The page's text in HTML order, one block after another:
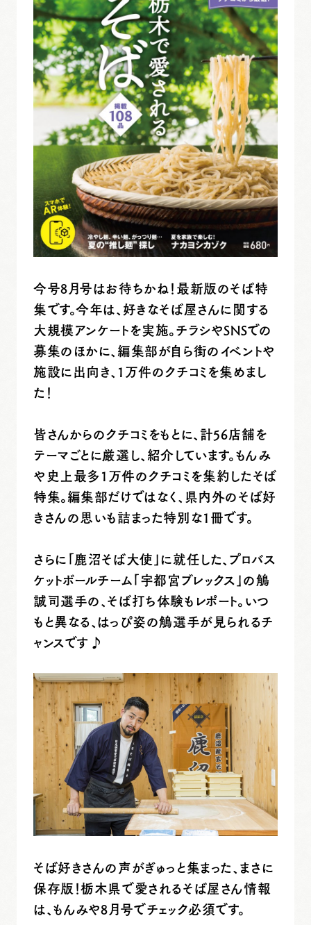
今号8月号はお待ちかね！最新版のそば特
集です。今年は、好きなそば屋さんに関する
大規模アンケートを実施。チラシやSNSでの
募集のほかに、編集部が自ら街のイベントや
施設に出向き、 1万件のクチコミを集めまし
た！
皆さんからのクチコミをもとに、計56店舗を
テーマごとに厳選し、紹介しています。もんみ
や史上最多1万件のクチコミを集約したそば
特集。編集部だけではなく、県内外のそば好
きさんの思いも詰まった特別な1冊です。
さらに「鹿沼そば大使」に就任した、プロバス
ケットボールチーム「宇都宮ブレックス」の鵤
誠司選手の、そば打ち体験もレポート。いつ
もと異なる、はっぴ姿の鵤選手が見られるチ
ャンスです♪
そば好きさんの声がぎゅっと集まった、まさに
保存版！栃木県で愛されるそば屋さん情報
は、もんみや8月号でチェック必須です。